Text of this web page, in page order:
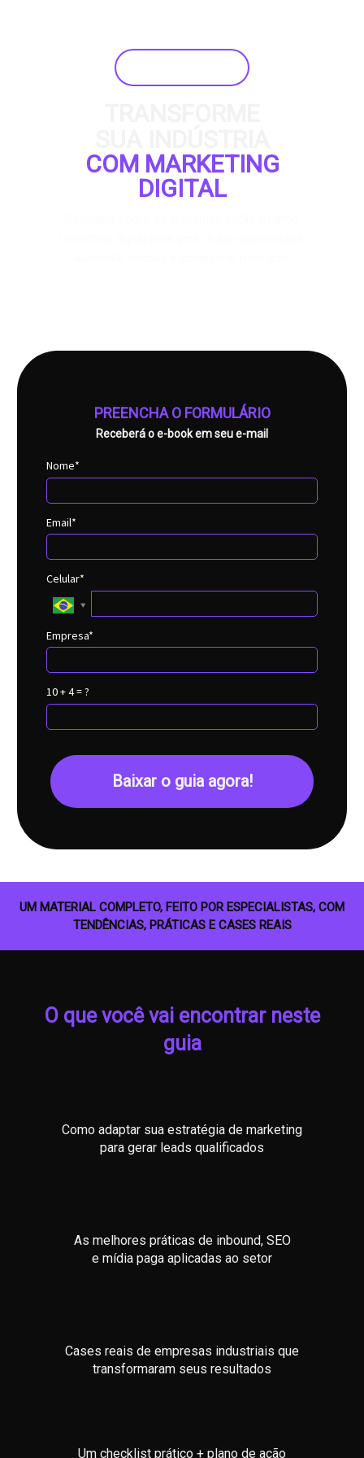
COM MARKETING
DIGITAL
PREENCHA O FORMULÁRIO
Receberá o e-book em seu e-mail
Nome*
Email*
Celular*
Empresa*
10 + 4 = ?
Baixar o guia agora!
UM MATERIAL COMPLETO, FEITO POR ESPECIALISTAS, COM
TENDÊNCIAS, PRÁTICAS E CASES REAIS
O que você vai encontrar neste
guia
Como adaptar sua estratégia de marketing
para gerar leads qualificados
As melhores práticas de inbound, SEO
e mídia paga aplicadas ao setor
Cases reais de empresas industriais que
transformaram seus resultados
Um checklist prático + plano de ação